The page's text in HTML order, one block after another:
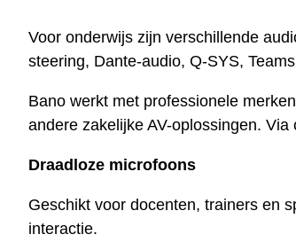
Voor onderwijs zijn verschillende
steering, Dante-audio, Q-SYS,
Bano werkt met professionele
andere zakelijke AV-oplossingen.
Draadloze microfoons
Geschikt voor docenten, trainers en
interactie.